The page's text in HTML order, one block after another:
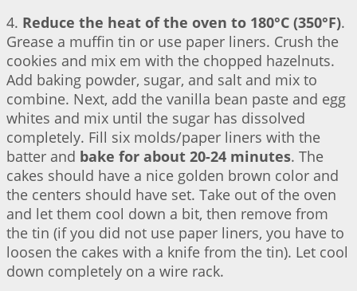
4. Reduce the heat of the oven to 180°C (350°F).
Grease a muffin tin or use paper liners. Crush the
cookies and mix em with the chopped hazelnuts.
Add baking powder, sugar, and salt and mix to
combine. Next, add the vanilla bean paste and egg
whites and mix until the sugar has dissolved
completely. Fill six molds/paper liners with the
batter and bake for about 20-24 minutes. The
cakes should have a nice golden brown color and
the centers should have set. Take out of the oven
and let them cool down a bit, then remove from
the tin (if you did not use paper liners, you have to
loosen the cakes with a knife from the tin). Let cool
down completely on a wire rack.